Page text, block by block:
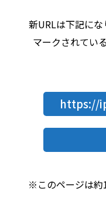
新URLは下記に
マークされてい
https://
※このページは約